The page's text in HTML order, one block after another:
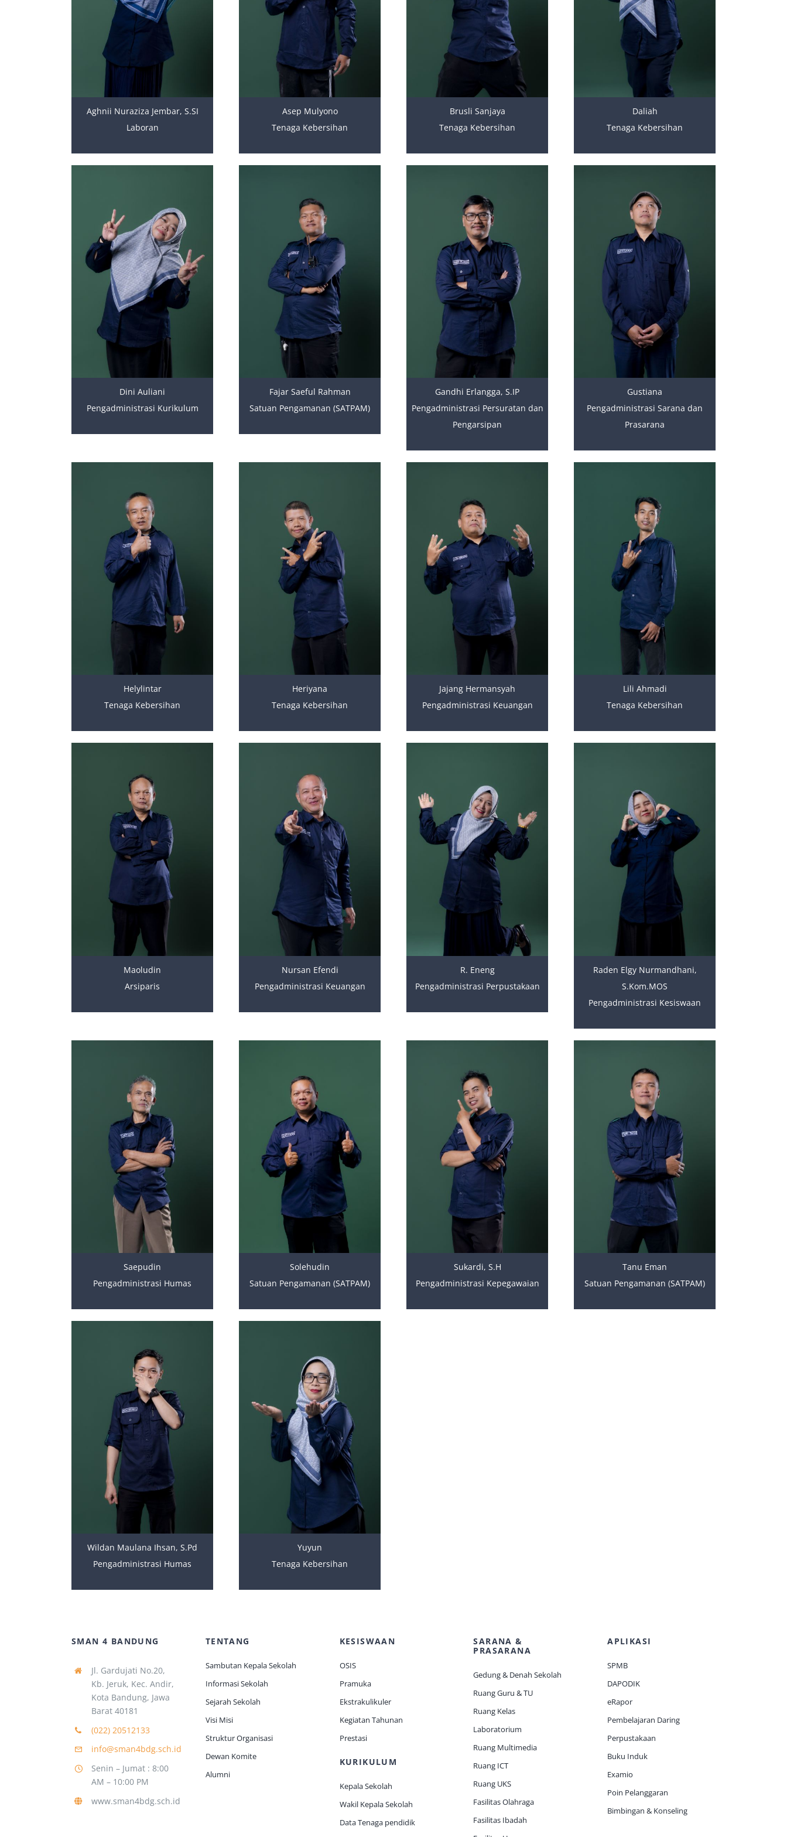
Aghnii Nuraziza Jembar, S.SI
Laboran
Asep Mulyono
Tenaga Kebersihan
Brusli Sanjaya
Tenaga Kebersihan
Daliah
Tenaga Kebersihan
Dini Auliani
Pengadministrasi Kurikulum
Fajar Saeful Rahman
Satuan Pengamanan (SATPAM)
Gandhi Erlangga, S.IP
Pengadministrasi Persuratan dan
Pengarsipan
Gustiana
Pengadministrasi Sarana dan
Prasarana
Helylintar
Tenaga Kebersihan
Heriyana
Tenaga Kebersihan
Jajang Hermansyah
Pengadministrasi Keuangan
Lili Ahmadi
Tenaga Kebersihan
Maoludin
Arsiparis
Nursan Efendi
Pengadministrasi Keuangan
R. Eneng
Pengadministrasi Perpustakaan
Raden Elgy Nurmandhani,
S.Kom.MOS
Pengadministrasi Kesiswaan
Saepudin
Pengadministrasi Humas
Solehudin
Satuan Pengamanan (SATPAM)
Sukardi, S.H
Pengadministrasi Kepegawaian
Tanu Eman
Satuan Pengamanan (SATPAM)
Wildan Maulana Ihsan, S.Pd
Pengadministrasi Humas
Yuyun
Tenaga Kebersihan
SMAN 4 BANDUNG
Jl. Gardujati No.20,
Kb. Jeruk, Kec. Andir,
Kota Bandung, Jawa
Barat 40181
(022) 20512133
info@sman4bdg.sch.id
Senin – Jumat : 8:00
AM – 10:00 PM
www.sman4bdg.sch.id
TENTANG
Sambutan Kepala Sekolah
Informasi Sekolah
Sejarah Sekolah
Visi Misi
Struktur Organisasi
Dewan Komite
Alumni
KESISWAAN
OSIS
Pramuka
Ekstrakulikuler
Kegiatan Tahunan
Prestasi
KURIKULUM
Kepala Sekolah
Wakil Kepala Sekolah
Data Tenaga pendidik
SARANA &
PRASARANA
Gedung & Denah Sekolah
Ruang Guru & TU
Ruang Kelas
Laboratorium
Ruang Multimedia
Ruang ICT
Ruang UKS
Fasilitas Olahraga
Fasilitas Ibadah
APLIKASI
SPMB
DAPODIK
eRapor
Pembelajaran Daring
Perpustakaan
Buku Induk
Examio
Poin Pelanggaran
Bimbingan & Konseling